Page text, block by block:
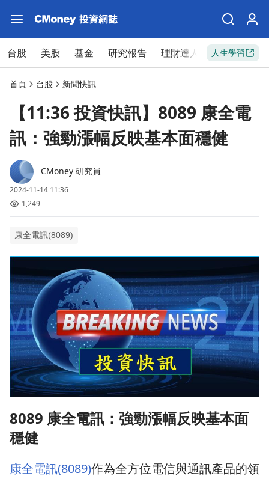
台股 美股 基金 研究報告 理財達人 新手入門
人生學習
首頁 台股 新聞快訊
【11:36 投資快訊】8089 康全電
訊：強勁漲幅反映基本面穩健
CMoney 研究員
2024-11-14 11:36
1,249
康全電訊(8089)
8089 康全電訊：強勁漲幅反映基本面
穩健
康全電訊(8089)作為全方位電信與通訊產品的領